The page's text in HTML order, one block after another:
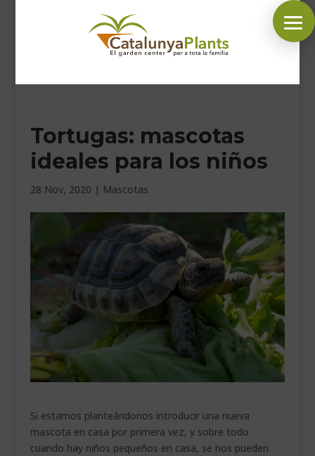
SÍGUENOS EN:
INICIO
PLANTAS
HORARIO GARDEN
___________________________
VEURE EN CATALÀ
Tortugas: mascotas
ideales para los niños
28 Nov, 2020 | Mascotas
Si estamos planteándonos introducir una nueva
mascota en casa por primera vez, y sobre todo
cuando hay niños pequeños en casa, se nos pueden